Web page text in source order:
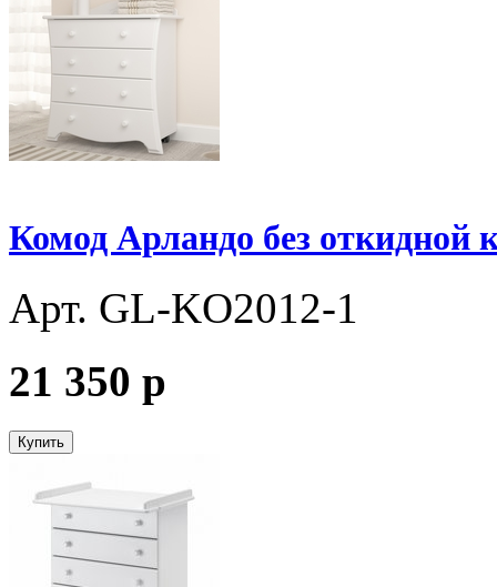
Комод Арландо без
Арт. GL-KО2012-1
21 350 p
Купить